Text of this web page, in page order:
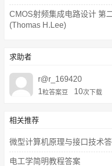
CMOS射频集成电路设计 第
(Thomas H.Lee)
求助者
r@r_169420
1粒答案豆 10次下载
相关推荐
微型计算机原理与接口技术
电工学简明教程答案